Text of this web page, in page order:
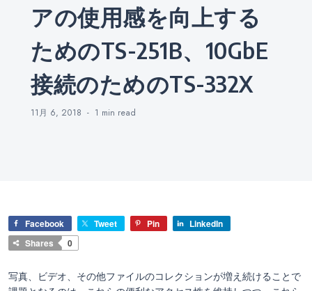
アの使用感を向上する
ためのTS-251B、10GbE
接続のためのTS-332X
11月 6, 2018 1 min read
Facebook Tweet Pin
LinkedIn
Shares
0
写真、ビデオ、その他ファイルのコレクションが増え続けることで